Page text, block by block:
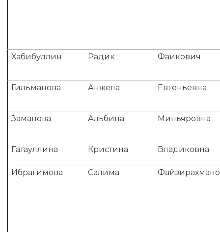
Хабибуллин Радик Фаикович
Гильманова Анжела Евгеньевна
Заманова Альбина Миньяровна
Гатауллина Кристина Владиковна
Ибрагимова Салима